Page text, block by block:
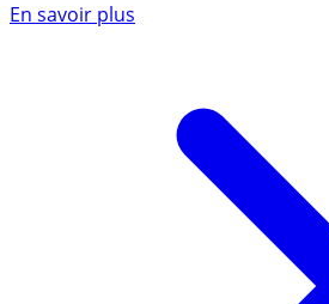
En savoir plus